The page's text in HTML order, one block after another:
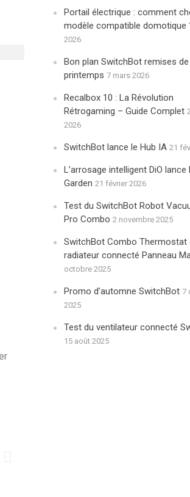
Portail électrique : comment
modèle compatible domotique
2026
Bon plan SwitchBot remises de
printemps 7 mars 2026
Recalbox 10 : La Révolution
Rétrogaming – Guide Complet
2026
SwitchBot lance le Hub IA 21
L’arrosage intelligent DiO lance
Garden 21 février 2026
Test du SwitchBot Robot
Pro Combo 2 novembre 2025
SwitchBot Combo Thermostat
radiateur connecté Panneau
octobre 2025
Promo d’automne SwitchBot 7
2025
Test du ventilateur connecté
15 août 2025